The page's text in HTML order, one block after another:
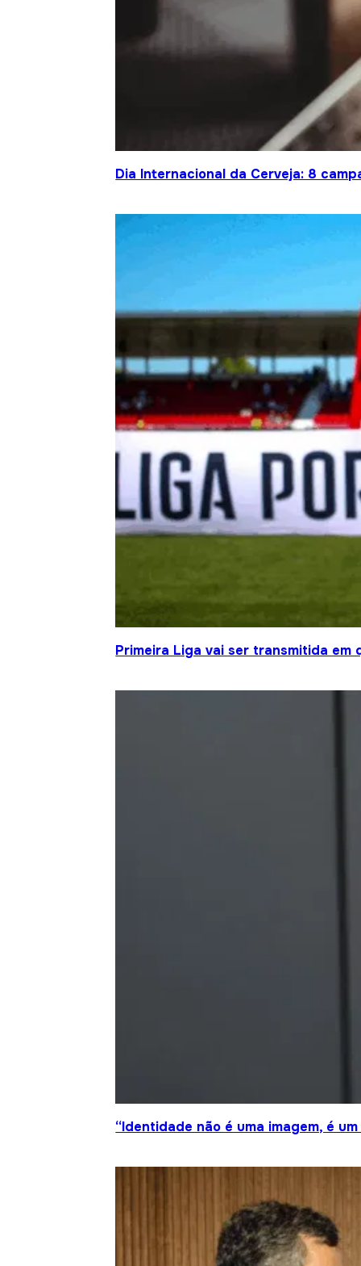
Dia Internacional da Cerveja: 8
Primeira Liga vai ser transmitida
“Identidade não é uma imagem, é